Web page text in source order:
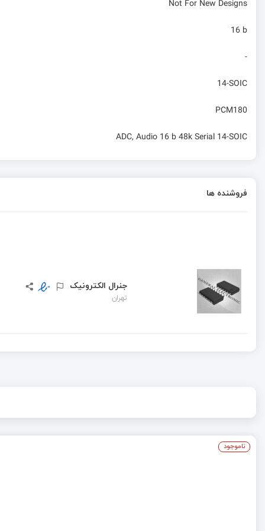
Not For New Designs
16 b
-
14-SOIC
PCM180
ADC, Audio 16 b 48k Serial 14-SOIC
فروشنده ها
جنرال الکترونیک
تهران
ناموجود